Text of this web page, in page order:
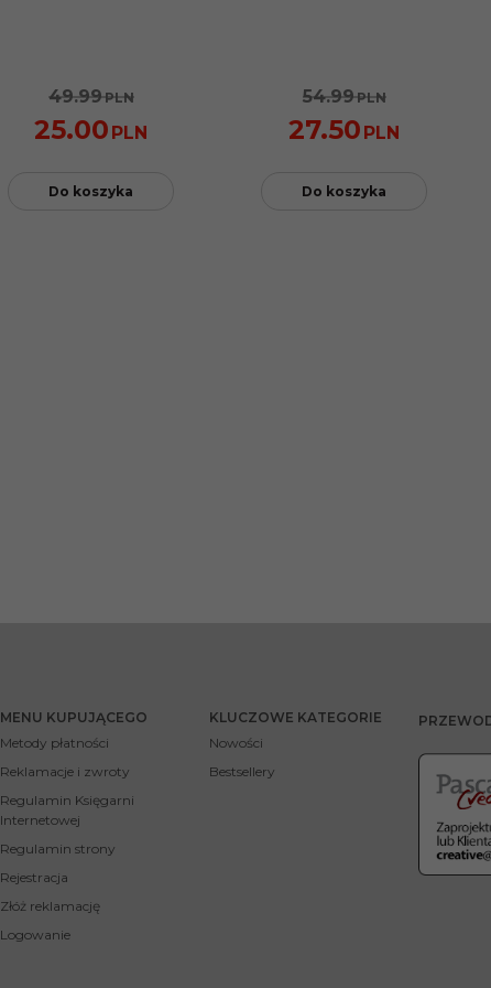
49.99PLN
25.00 PLN
Do koszyka
54.99PLN
27.50 PLN
Do koszyka
MENU KUPUJĄCEGO
Metody płatności
Reklamacje i zwroty
Regulamin Księgarni
Internetowej
Regulamin strony
Rejestracja
Złóż reklamację
Logowanie
KLUCZOWE KATEGORIE
Nowości
Bestsellery